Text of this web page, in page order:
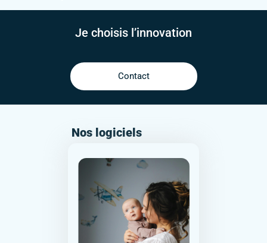
Je choisis l’innovation
Contact
Nos logiciels​